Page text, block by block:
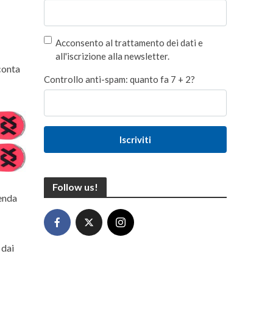
Acconsento al trattamento dei dati e
all'iscrizione alla newsletter.
Controllo anti-spam: quanto fa 7 + 2?
Iscriviti
Follow us!